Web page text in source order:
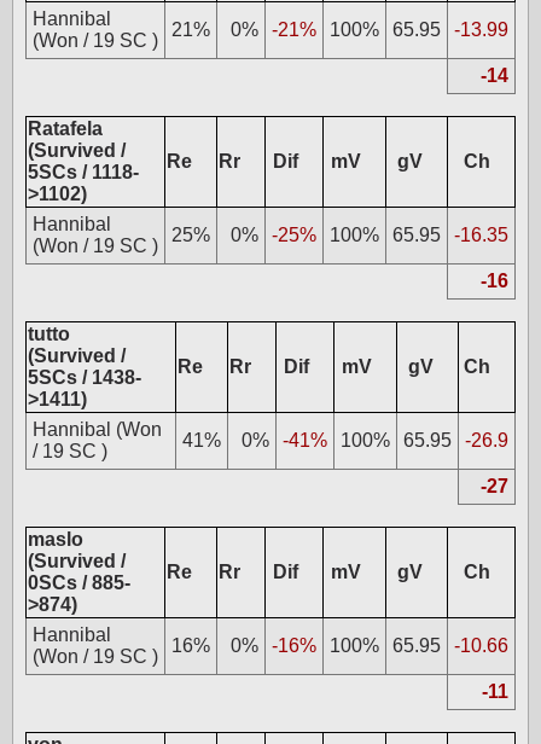
Hannibal
(Won / 19 SC )
21% 0% -21% 100% 65.95 -13.99
-14
Ratafela
(Survived /
5SCs / 1118-
>1102)
Re Rr Dif mV gV Ch
Hannibal
(Won / 19 SC )
25% 0% -25% 100% 65.95 -16.35
-16
tutto
(Survived /
5SCs / 1438-
>1411)
Re Rr Dif mV gV Ch
Hannibal (Won
/ 19 SC )
41% 0% -41% 100% 65.95 -26.9
-27
maslo
(Survived /
0SCs / 885-
>874)
Re Rr Dif mV gV Ch
Hannibal
(Won / 19 SC )
16% 0% -16% 100% 65.95 -10.66
-11